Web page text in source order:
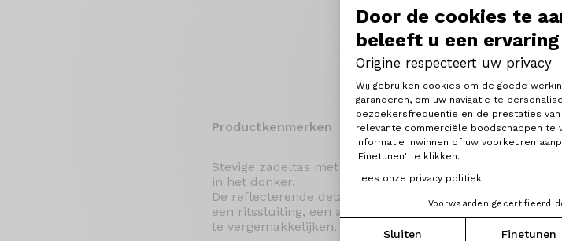
Door de cookies te
beleeft u een
Origine respecteert uw privacy
Wij gebruiken cookies om de goede
garanderen, om uw navigatie te
bezoekersfrequentie en de prestaties
relevante commerciële boodschappen te
informatie inwinnen of uw voorkeuren
'Finetunen' te klikken.
Lees onze privacy politiek
Voorwaarden gecertifieerd
Sluiten Finetunen
Axeptio
Productkenmerken
Stevige zadeltas met 0,8 liter inhoud. De reflecterende
in het donker.
De reflecterende details zoals het SKS logo komen de
een ritssluiting, een afgesloten intern vak en een oranje
te vergemakkelijken.